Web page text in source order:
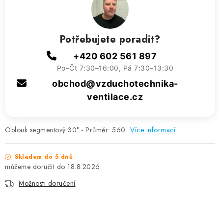
Oblouk segmentový 30° - Průměr: 560 Více informací
Skladem do 5 dnů
18.8.2026
Možnosti doručení
Potřebujete poradit?
+420 602 561 897
Po–Čt 7:30–16:00, Pá 7:30–13:30
obchod@vzduchotechnika-
ventilace.cz